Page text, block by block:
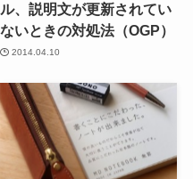
ル、説明文が更新されてい
ないときの対処法（OGP）
2014.04.10